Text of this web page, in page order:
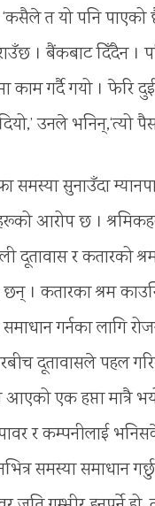
त यो पनि पाएको
। बैंकबाट दिँदैन
काम गर्दै गयो । फेरि
उनले भनिन्,‘त्यो
सुनाउँदा
आरोप छ ।
दूतावास र कतारको
छन् । कतारका श्रम
गर्नका लागि
दूतावासले पहल
आएको एक हप्ता मात्रै
र कम्पनीलाई
समस्या समाधान